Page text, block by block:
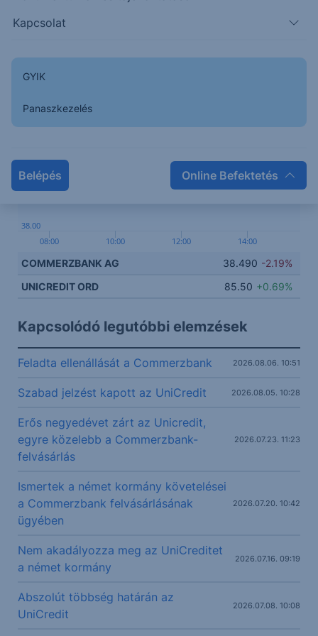
Kapcsolat
GYIK
Panaszkezelés
Belépés Online Befektetés
Kapcsolódó termékek
08:00 10:00 12:00 14:00
38.00
38.50
39.00
39.50
COMMERZBANK AG 38.490 -2.19%
UNICREDIT ORD
85.50 +0.69%
Kapcsolódó legutóbbi elemzések
Feladta ellenállását a Commerzbank 2026.08.06. 10:51
Szabad jelzést kapott az UniCredit 2026.08.05. 10:28
Erős negyedévet zárt az Unicredit,
egyre közelebb a Commerzbank-
felvásárlás
2026.07.23. 11:23
Ismertek a német kormány követelései
a Commerzbank felvásárlásának
ügyében
2026.07.20. 10:42
Nem akadályozza meg az UniCreditet
a német kormány
2026.07.16. 09:19
Abszolút többség határán az
UniCredit
2026.07.08. 10:08